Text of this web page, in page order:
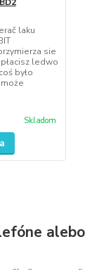
laku
sie
ledwo
było
Skladom
alebo